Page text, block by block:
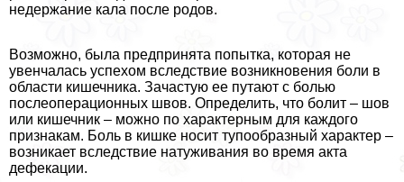
недержание кала после родов.
Возможно, была предпринята попытка, которая не
увенчалась успехом вследствие возникновения боли в
области кишечника. Зачастую ее путают с болью
послеоперационных швов. Определить, что болит – шов
или кишечник – можно по хаpaктерным для каждого
признакам. Боль в кишке носит тупообразный хаpaктер –
возникает вследствие натуживания во время акта
дефекации.